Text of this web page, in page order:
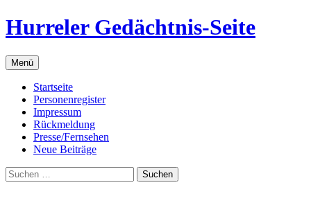
Zum
Inhalt
Hurreler Gedächtnis-Seite
Menü
Startseite
Personenregister
Impressum
Rückmeldung
Presse/Fernsehen
Neue Beiträge
Suchen
nach: